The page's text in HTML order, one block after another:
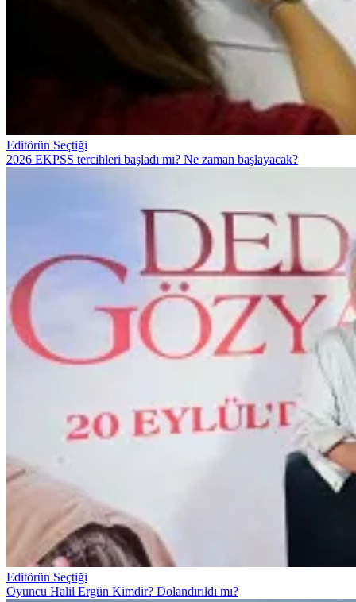
Editörün Seçtiği
2026 EKPSS tercihleri başladı mı? Ne zaman başlayacak?
Editörün Seçtiği
Oyuncu Halil Ergün Kimdir? Dolandırıldı mı?